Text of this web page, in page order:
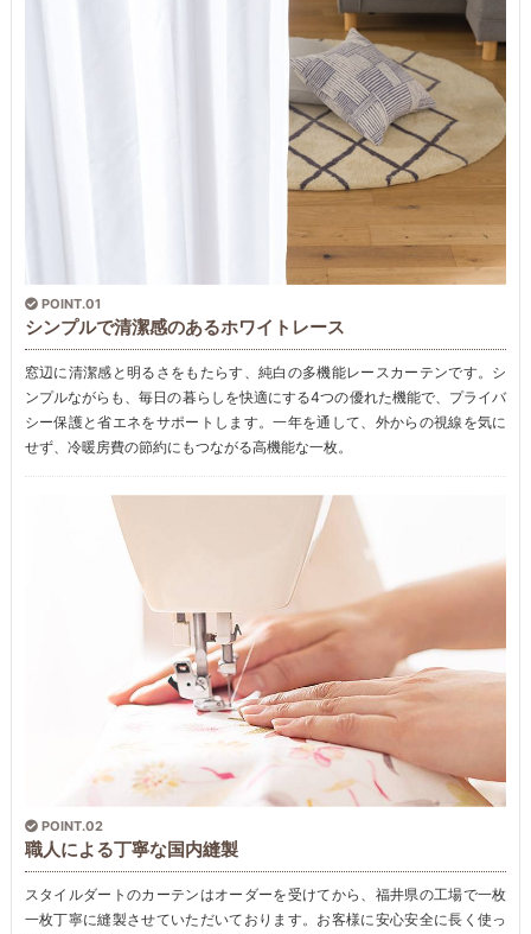
POINT.01
シンプルで清潔感のあるホワイトレース
窓辺に清潔感と明るさをもたらす、純白の多機能レースカーテンです。シ
ンプルながらも、毎日の暮らしを快適にする4つの優れた機能で、プライバ
シー保護と省エネをサポートします。一年を通して、外からの視線を気に
せず、冷暖房費の節約にもつながる高機能な一枚。
POINT.02
職人による丁寧な国内縫製
スタイルダートのカーテンはオーダーを受けてから、福井県の工場で一枚
一枚丁寧に縫製させていただいております。お客様に安心安全に長く使っ